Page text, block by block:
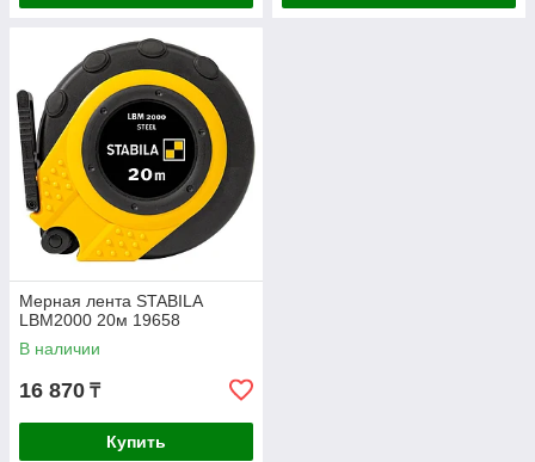
Мерная лента STABILA
LBM2000 20м 19658
В наличии
16 870 ₸
Купить